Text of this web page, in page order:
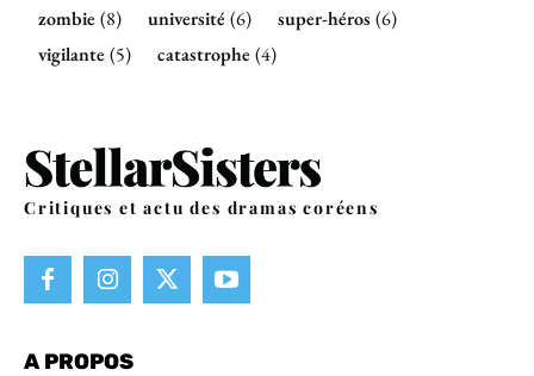
zombie (8) université (6) super-héros (6)
vigilante (5) catastrophe (4)
Critiques et actu des dramas coréens
A PROPOS